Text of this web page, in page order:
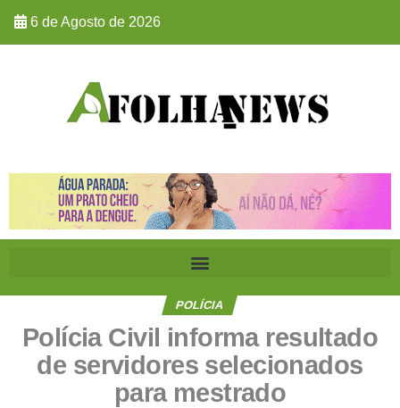
6 de Agosto de 2026
POLÍCIA
Polícia Civil informa resultado
de servidores selecionados
para mestrado